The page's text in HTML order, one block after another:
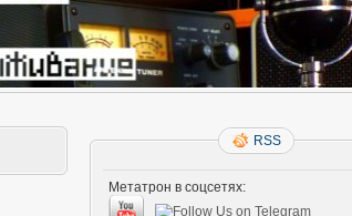
RSS
Метатрон в соцсетях: